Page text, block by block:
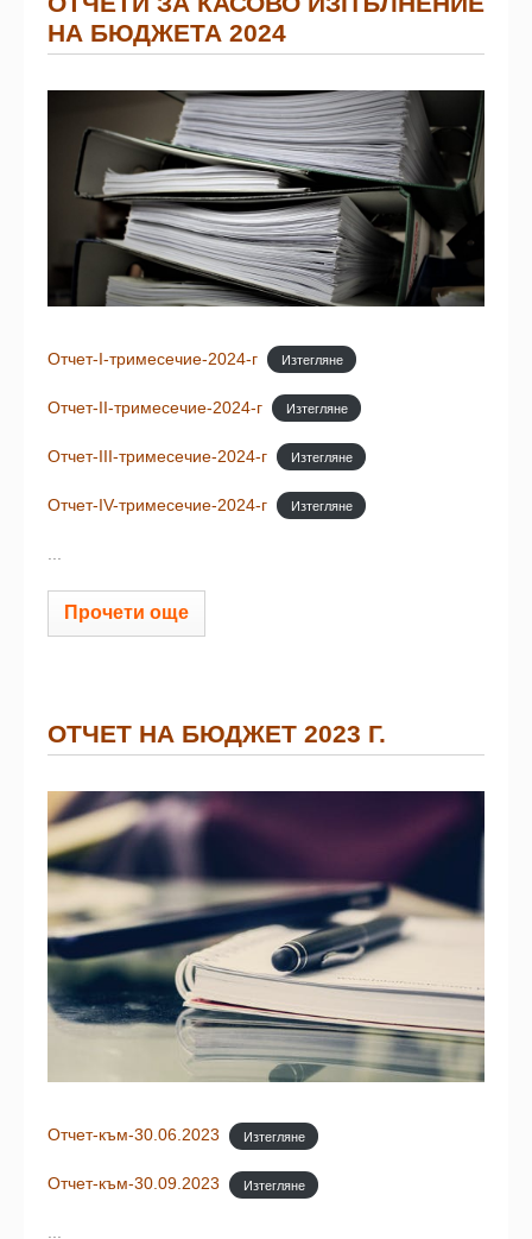
НА БЮДЖЕТА 2024
Отчет-I-тримесечие-2024-г Изтегляне
Отчет-II-тримесечие-2024-г Изтегляне
Отчет-III-тримесечие-2024-г Изтегляне
Отчет-IV-тримесечие-2024-г Изтегляне
Прочети още
ОТЧЕТ НА БЮДЖЕТ 2023 Г.
Отчет-към-30.06.2023 Изтегляне
Отчет-към-30.09.2023 Изтегляне
...